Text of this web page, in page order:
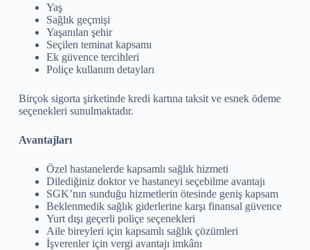
Yaş
Sağlık geçmişi
Yaşanılan şehir
Seçilen teminat kapsamı
Ek güvence tercihleri
Poliçe kullanım detayları
Birçok sigorta şirketinde kredi kartına taksit ve esnek ödeme
seçenekleri sunulmaktadır.
Avantajları
Özel hastanelerde kapsamlı sağlık hizmeti
Dilediğiniz doktor ve hastaneyi seçebilme avantajı
SGK’nın sunduğu hizmetlerin ötesinde geniş kapsam
Beklenmedik sağlık giderlerine karşı finansal güvence
Yurt dışı geçerli poliçe seçenekleri
Aile bireyleri için kapsamlı sağlık çözümleri
İşverenler için vergi avantajı imkânı